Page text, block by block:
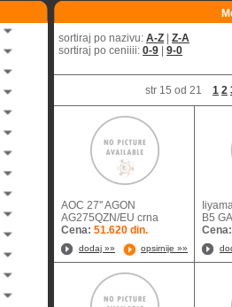
sortiraj po nazivu: A-Z
Z-A
sortiraj po ceniiii: 0-9 9-0
str 15 od 21 1 2
AOC 27'' AGON
AG275QZN/EU crna
Cena: 51.620 din.
dodaj »» opsirnije »»
B5